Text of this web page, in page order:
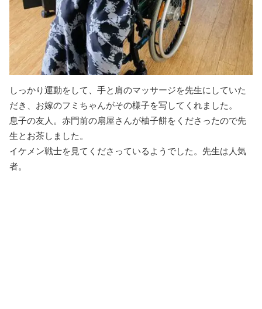
しっかり運動をして、手と肩のマッサージを先生にしていた
だき、お嫁のフミちゃんがその様子を写してくれました。
息子の友人。赤門前の扇屋さんが柚子餅をくださったので先
生とお茶しました。
イケメン戦士を見てくださっているようでした。先生は人気
者。